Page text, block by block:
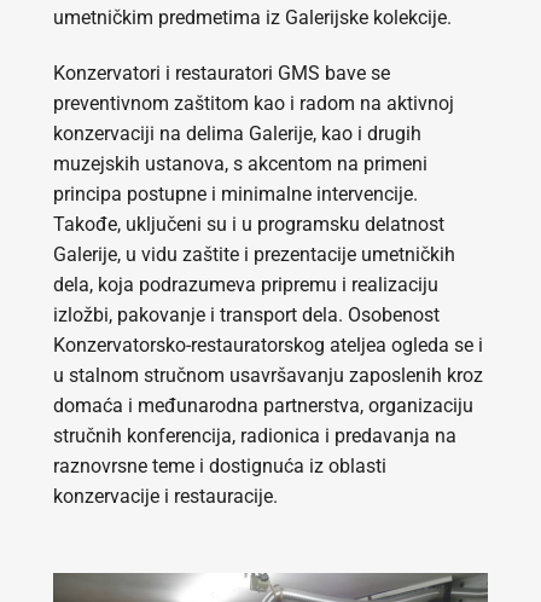
umetničkim predmetima iz Galerijske kolekcije.
Konzervatori i restauratori GMS bave se
preventivnom zaštitom kao i radom na aktivnoj
konzervaciji na delima Galerije, kao i drugih
muzejskih ustanova, s akcentom na primeni
principa postupne i minimalne intervencije.
Takođe, uključeni su i u programsku delatnost
Galerije, u vidu zaštite i prezentacije umetničkih
dela, koja podrazumeva pripremu i realizaciju
izložbi, pakovanje i transport dela. Osobenost
Konzervatorsko-restauratorskog ateljea ogleda se i
u stalnom stručnom usavršavanju zaposlenih kroz
domaća i međunarodna partnerstva, organizaciju
stručnih konferencija, radionica i predavanja na
raznovrsne teme i dostignuća iz oblasti
konzervacije i restauracije.